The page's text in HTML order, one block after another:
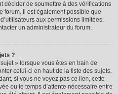
décider de soumettre à des vérifications
forum. Il est également possible que
aux permissions limitées.
un administrateur du forum.
?
» lorsque vous êtes en train de
celui-ci en haut de la liste des sujets,
si vous ne voyez pas ce lien, cette
ou le temps d’attente nécessaire entre